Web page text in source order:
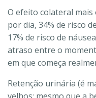
O efeito colateral mais
por dia, 34% de risco
17% de risco de
atraso entre o
em que começa
Retenção urinária (é